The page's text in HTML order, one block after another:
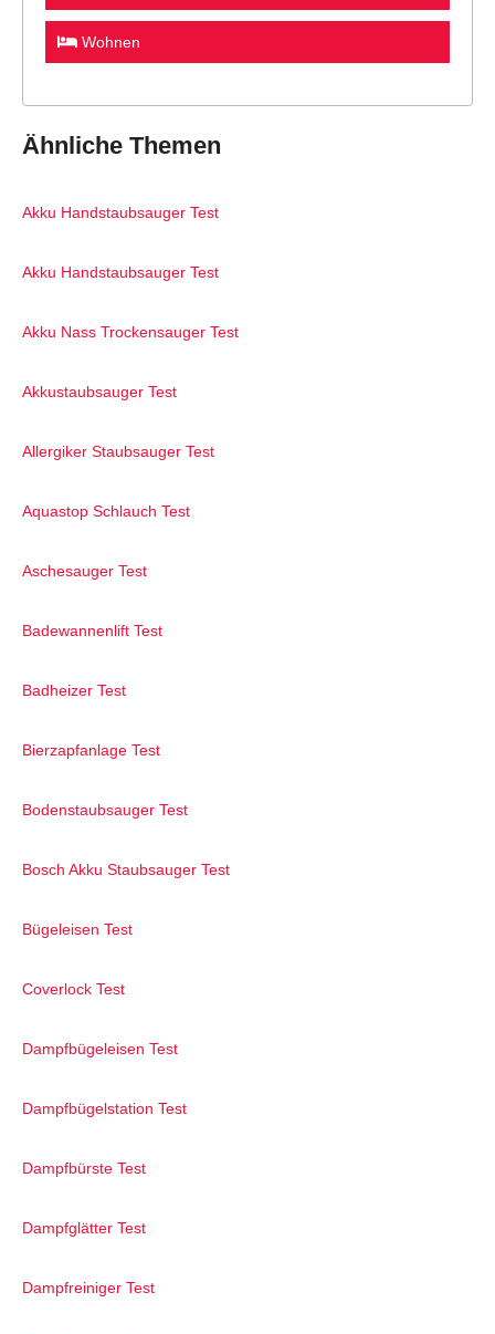
Wohnen
Ähnliche Themen
Akku Handstaubsauger Test
Akku Handstaubsauger Test
Akku Nass Trockensauger Test
Akkustaubsauger Test
Allergiker Staubsauger Test
Aquastop Schlauch Test
Aschesauger Test
Badewannenlift Test
Badheizer Test
Bierzapfanlage Test
Bodenstaubsauger Test
Bosch Akku Staubsauger Test
Bügeleisen Test
Coverlock Test
Dampfbügeleisen Test
Dampfbügelstation Test
Dampfbürste Test
Dampfglätter Test
Dampfreiniger Test